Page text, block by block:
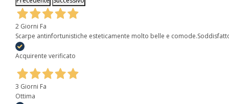
2 Giorni Fa
Scarpe antinfortunistiche esteticamente molto belle e
Acquirente verificato
3 Giorni Fa
Ottima